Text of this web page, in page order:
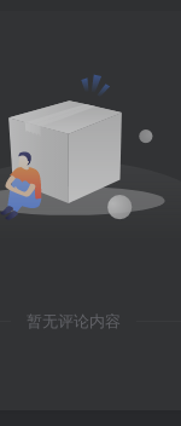
暂无评论内容